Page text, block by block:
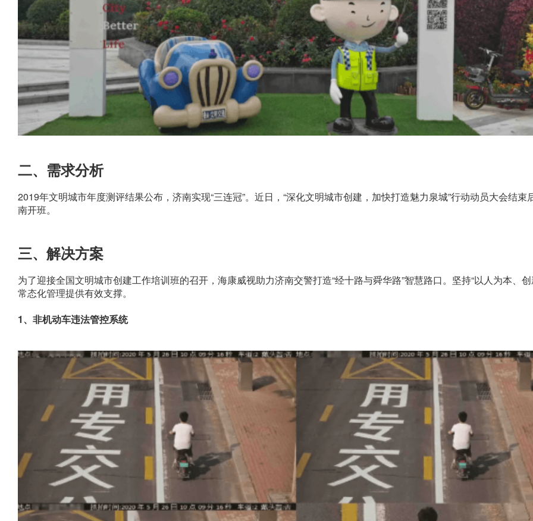
二、需求分析
2019年文明城市年度测评结果公布，济南实现“三连冠”。近日，“深化文明城市创建，加快打造魅力泉城”行动动员大会结
南开班。
三、解决方案
为了迎接全国文明城市创建工作培训班的召开，海康威视助力济南交警打造“经十路与舜华路”智慧路口。坚持“以人为本、
常态化管理提供有效支撑。
1、非机动车违法管控系统